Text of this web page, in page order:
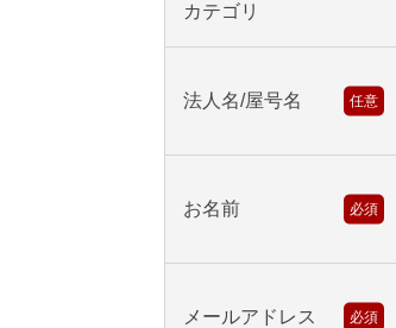
カテゴリ
法人名/屋号名 任意
お名前 必須
メールアドレス 必須